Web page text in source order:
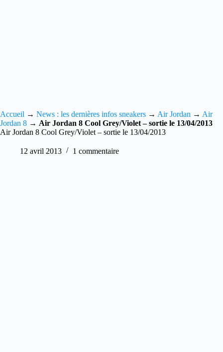
Accueil → News : les dernières infos sneakers → Air Jordan → Air
Jordan 8 → Air Jordan 8 Cool Grey/Violet – sortie le 13/04/2013
Air Jordan 8 Cool Grey/Violet – sortie le 13/04/2013
12 avril 2013 1 commentaire